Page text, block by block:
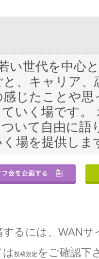
い世代を中心
、キャリア
じたことや
いく場です
いて自由に
場を提供しま
するには、WAN
投稿規定 をご確認下